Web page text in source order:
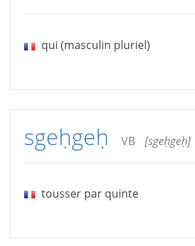
qui (masculin pluriel)
sgeḥgeḥ VB [sgeḥgeḥ]
tousser par quinte